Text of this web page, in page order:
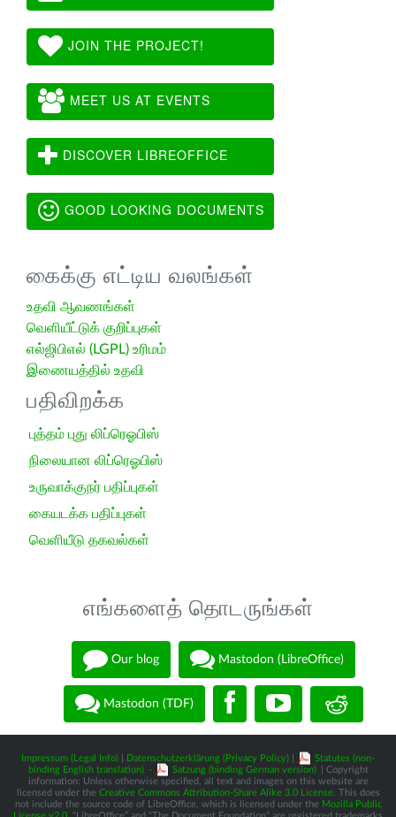
JOIN THE PROJECT!
MEET US AT EVENTS
DISCOVER LIBREOFFICE
GOOD LOOKING DOCUMENTS
கைக்கு எட்டிய வலங்கள்
உதவி ஆவணங்கள்
வெளியீட்டுக் குறிப்புகள்
எல்ஜிபிஎல் (LGPL) உரிமம்
இணையத்தில் உதவி
பதிவிறக்க
புத்தம் புது லிப்ரெஓபிஸ்
நிலையான லிப்ரெஓபிஸ்
உருவாக்குநர் பதிப்புகள்
கையடக்க பதிப்புகள்
வெளியீடு தகவல்கள்
எங்களைத் தொடருங்கள்
Our blog Mastodon (LibreOffice)
Mastodon (TDF)
Impressum (Legal Info) Datenschutzerklärung (Privacy Policy)
Statutes (non-
binding English translation) - Satzung (binding German version)
| Copyright
information: Unless otherwise specified, all text and images on this website are
licensed under the Creative Commons Attribution-Share Alike 3.0 License. This does
not include the source code of LibreOffice, which is licensed under the Mozilla Public